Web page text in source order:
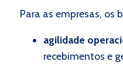
Para as empresas, os
agilidade
recebimentos e